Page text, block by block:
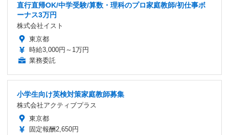
直行直帰OK/中学受験/算数・理科のプロ家庭教師/初仕事ボ
ーナス3万円
株式会社イスト
東京都
時給3,000円～1万円
業務委託
小学生向け英検対策家庭教師募集
株式会社アクティブプラス
東京都
固定報酬2,650円